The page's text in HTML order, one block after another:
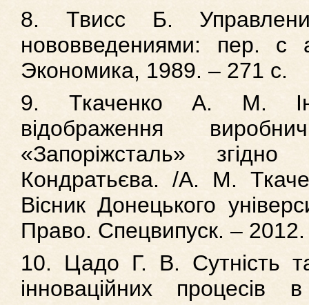
8. Твисс Б.
нововведениями: пер.
Экономика, 1989. – 271 с.
9. Ткаченко А. М.
відображення
«Запоріжсталь»
Кондратьєва. /А. М.
Вісник Донецького
Право. Спецвипуск. –
10. Цадо Г. В. Сутність
інноваційних процесів